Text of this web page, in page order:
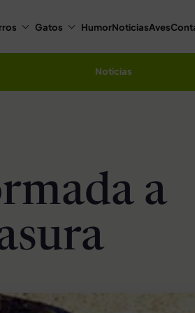
Gatos HumorNoticiasAves
Noticias
a